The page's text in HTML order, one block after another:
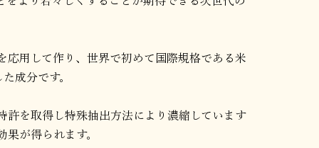
応用して作り、世界で初めて国際規格である米
成分です。
許を取得し特殊抽出方法により濃縮しています
果が得られます。